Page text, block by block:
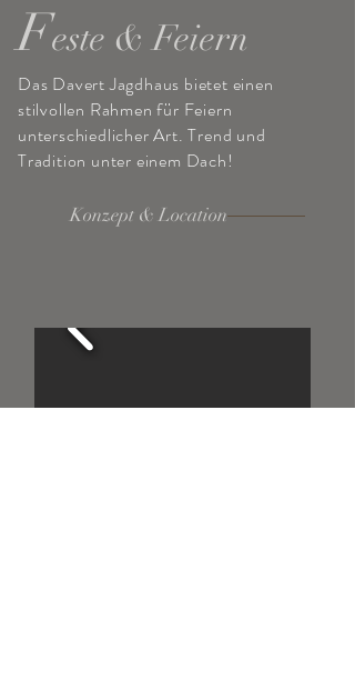
Feste & Feiern
Das Davert Jagdhaus bietet einen
stilvollen Rahmen für Feiern
unterschiedlicher Art. Trend und
Tradition unter einem Dach!
Konzept & Location